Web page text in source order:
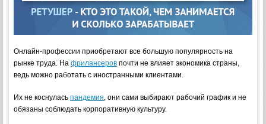
Онлайн-профессии приобретают все большую популярность на
рынке труда. На фрилансеров почти не влияет экономика страны,
ведь можно работать с иностранными клиентами.
Их не коснулась пандемия , они сами выбирают рабочий график и не
обязаны соблюдать корпоративную культуру.